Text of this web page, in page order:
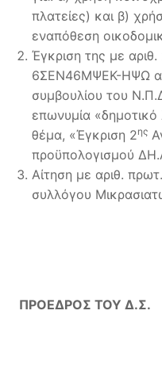
πλατείες) και β)
εναπόθεση
Έγκριση της με
6ΣΕΝ46ΜΨΕΚ-ΗΨΩ
συμβουλίου του
επωνυμία «δημοτικό
θέμα, «Έγκριση 2ης
προϋπολογισμού
Αίτηση με αριθ.
συλλόγου
ΠΡΟΕΔΡΟΣ ΤΟΥ Δ.Σ.